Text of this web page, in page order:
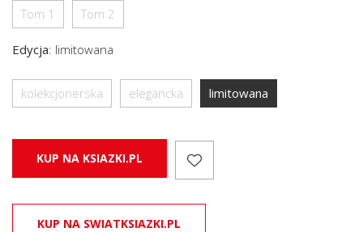
Tom 1 Tom 2
Edycja: limitowana
kolekcjonerska elegancka limitowana
KUP NA KSIAZKI.PL
KUP NA SWIATKSIAZKI.PL